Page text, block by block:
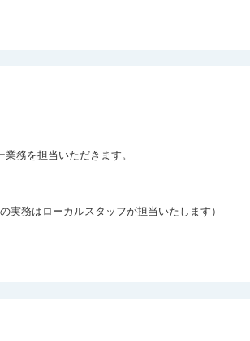
務を担当いただきます。
務はローカルスタッフが担当いたします）